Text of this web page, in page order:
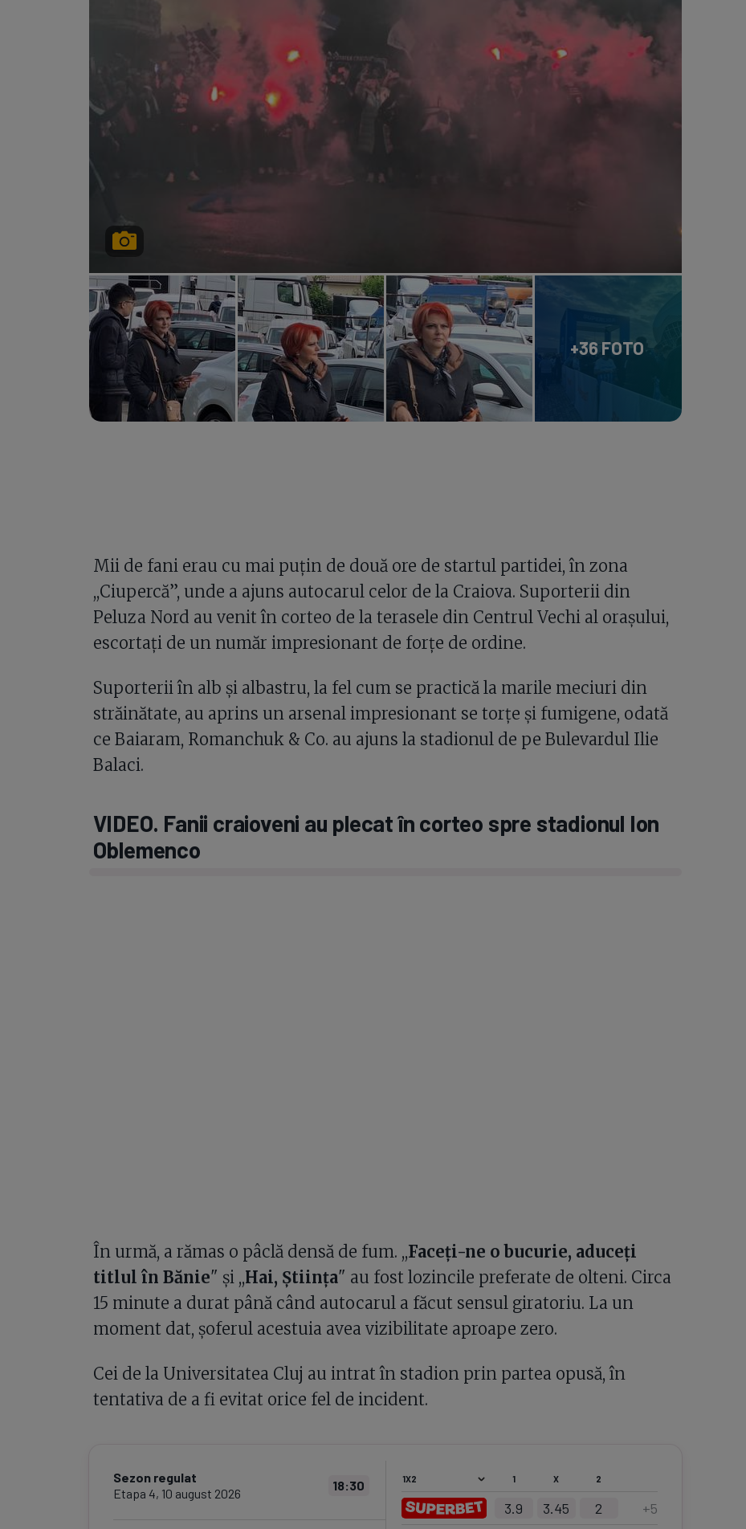
+36 FOTO
Mii de fani erau cu mai puțin de două ore de startul partidei, în zona
,,Ciupercă”, unde a ajuns autocarul celor de la Craiova. Suporterii din
Peluza Nord au venit în corteo de la terasele din Centrul Vechi al orașului,
escortați de un număr impresionant de forțe de ordine.
Suporterii în alb și albastru, la fel cum se practică la marile meciuri din
străinătate, au aprins un arsenal impresionant se torțe și fumigene, odată
ce Baiaram, Romanchuk & Co. au ajuns la stadionul de pe Bulevardul Ilie
Balaci.
VIDEO. Fanii craioveni au plecat în corteo spre stadionul Ion
Oblemenco
În urmă, a rămas o pâclă densă de fum. ,,Faceți-ne o bucurie, aduceți
titlul în Bănie" și ,,Hai, Știința" au fost lozincile preferate de olteni. Circa
15 minute a durat până când autocarul a făcut sensul giratoriu. La un
moment dat, șoferul acestuia avea vizibilitate aproape zero.
Cei de la Universitatea Cluj au intrat în stadion prin partea opusă, în
tentativa de a fi evitat orice fel de incident.
Sezon regulat
Etapa 4, 10 august 2026
18:30 1 X 2
3.9 3.45 2 +5